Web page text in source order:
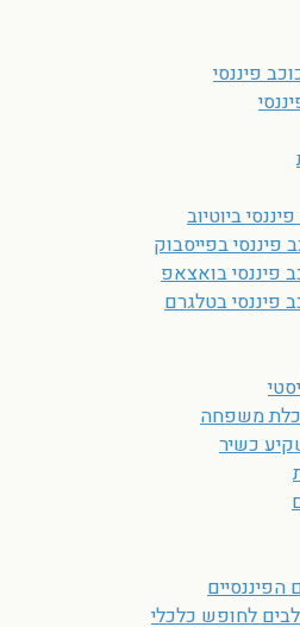
פיננסי
ביוטיוב
פיננסי בפייסבוק
פיננסי בואצאפ
פיננסי בטלגרם
משפחה
כשיר
לחופש כלכלי